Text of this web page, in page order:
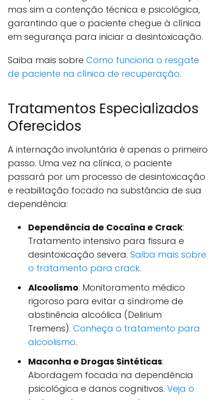
mas sim a contenção técnica e psicológica,
garantindo que o paciente chegue à clínica
em segurança para iniciar a desintoxicação.
Saiba mais sobre Como funciona o resgate
de paciente na clínica de recuperação.
Tratamentos Especializados
Oferecidos
A internação involuntária é apenas o primeiro
passo. Uma vez na clínica, o paciente
passará por um processo de desintoxicação
e reabilitação focado na substância de sua
dependência:
Dependência de Cocaína e Crack:
Tratamento intensivo para fissura e
desintoxicação severa. Saiba mais sobre
o tratamento para crack.
Alcoolismo: Monitoramento médico
rigoroso para evitar a síndrome de
abstinência alcoólica (Delirium
Tremens). Conheça o tratamento para
alcoolismo.
Maconha e Drogas Sintéticas:
Abordagem focada na dependência
psicológica e danos cognitivos. Veja o